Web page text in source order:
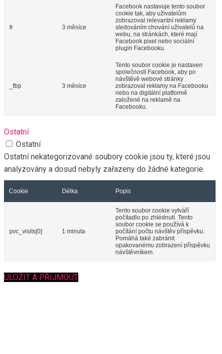
fr 3 měsíce
Facebook nastavuje tento soubor
cookie tak, aby uživatelům
zobrazoval relevantní reklamy
sledováním chování uživatelů na
webu, na stránkách, které mají
Facebook pixel nebo sociální
plugin Facebooku.
_fbp 3 měsíce
Tento soubor cookie je nastaven
společností Facebook, aby po
návštěvě webové stránky
zobrazoval reklamy na Facebooku
nebo na digitální platformě
založené na reklamě na
Facebooku.
Ostatní
Ostatní
Ostatní nekategorizované soubory cookie jsou ty, které jsou
analyzovány a dosud nebyly zařazeny do žádné kategorie.
Cookie Délka Popis
pvc_visits[0] 1 minuta
Tento soubor cookie vytváří
počítadlo po zhlédnutí. Tento
soubor cookie se používá k
počítání počtu návštěv příspěvku.
Pomáhá také zabránit
opakovanému zobrazení příspěvku
návštěvníkem.
ULOŽIT A PŘIJMOUT